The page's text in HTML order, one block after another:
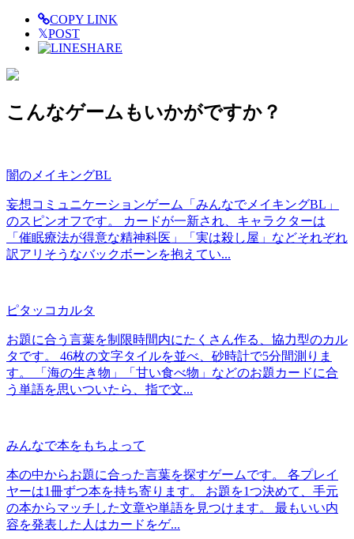
COPY LINK
𝕏POST
SHARE
こんなゲームもいかがですか？
闇のメイキングBL
妄想コミュニケーションゲーム「みんなでメイキングBL」
のスピンオフです。 カードが一新され、キャラクターは
「催眠療法が得意な精神科医」「実は殺し屋」などそれぞれ
訳アリそうなバックボーンを抱えてい...
ピタッコカルタ
お題に合う言葉を制限時間内にたくさん作る、協力型のカル
タです。 46枚の文字タイルを並べ、砂時計で5分間測りま
す。 「海の生き物」「甘い食べ物」などのお題カードに合
う単語を思いついたら、指で文...
みんなで本をもちよって
本の中からお題に合った言葉を探すゲームです。 各プレイ
ヤーは1冊ずつ本を持ち寄ります。 お題を1つ決めて、手元
の本からマッチした文章や単語を見つけます。 最もいい内
容を発表した人はカードをゲ...